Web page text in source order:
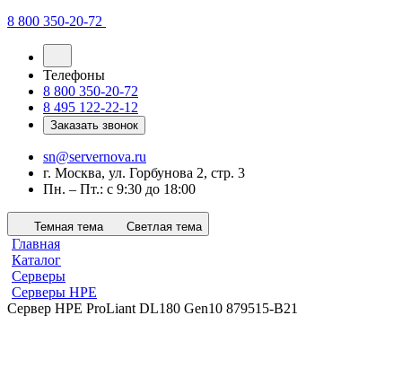
8 800 350-20-72
Телефоны
8 800 350-20-72
8 495 122-22-12
Заказать звонок
sn@servernova.ru
г. Москва, ул. Горбунова 2, стр. 3
Пн. – Пт.: с 9:30 до 18:00
Темная тема Светлая тема
Главная
Каталог
Серверы
Серверы HPE
Сервер HPE ProLiant DL180 Gen10 879515-B21